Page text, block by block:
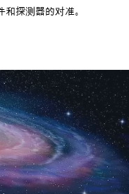
探测器的对准。